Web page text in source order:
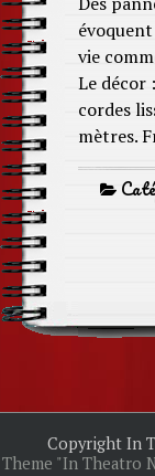
vie
Le décor
cordes
mètres.
Copyright In
Theme "In Theatro